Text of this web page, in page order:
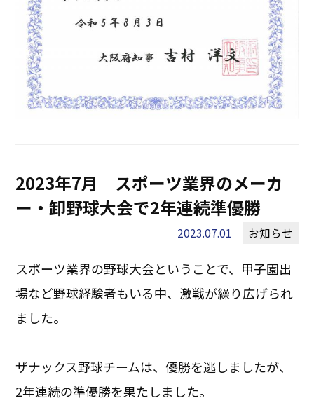
2023年7月 スポーツ業界のメーカ
ー・卸野球大会で2年連続準優勝
2023.07.01 お知らせ
スポーツ業界の野球大会ということで、甲子園出
場など野球経験者もいる中、激戦が繰り広げられ
ました。
ザナックス野球チームは、優勝を逃しましたが、
2年連続の準優勝を果たしました。